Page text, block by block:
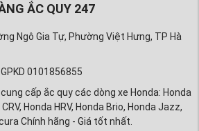
ẮC QUY 247
Ngô Gia Tự, Phường Việt Hưng, TP Hà
0101856855
cấp ắc quy các dòng xe Honda: Honda
Honda HRV, Honda Brio, Honda Jazz,
Chính hãng - Giá tốt nhất.